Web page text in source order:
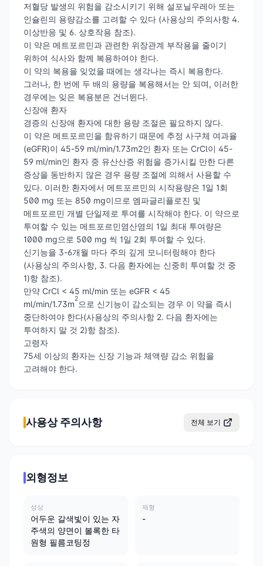
저혈당 발생의 위험을 감소시키기 위해 설포닐우레아 또는
인슐린의 용량감소를 고려할 수 있다 (사용상의 주의사항 4.
이상반응 및 6. 상호작용 참조).
이 약은 메트포르민과 관련한 위장관계 부작용을 줄이기
위하여 식사와 함께 복용하여야 한다.
이 약의 복용을 잊었을 때에는 생각나는 즉시 복용한다.
그러나, 한 번에 두 배의 용량을 복용해서는 안 되며, 이러한
경우에는 잊은 복용분은 건너뛴다.
신장애 환자
경증의 신장애 환자에 대한 용량 조절은 필요하지 않다.
이 약은 메트포르민을 함유하기 때문에 추정 사구체 여과율
(eGFR)이 45-59 ml/min/1.73m2인 환자 또는 CrCl이 45-
59 ml/min인 환자 중 유산산증 위험을 증가시킬 만한 다른
증상을 동반하지 않은 경우 용량 조절에 의해서 사용할 수
있다. 이러한 환자에서 메트포르민의 시작용량은 1일 1회
500 mg 또는 850 mg이므로 엠파글리플로진 및
메트포르민 개별 단일제로 투여를 시작해야 한다. 이 약으로
투여할 수 있는 메트포르민염산염의 1일 최대 투여량은
1000 mg으로 500 mg 씩 1일 2회 투여할 수 있다.
신기능을 3-6개월 마다 주의 깊게 모니터링해야 한다
(사용상의 주의사항, 3. 다음 환자에는 신중히 투여할 것 중
1)항 참조).
만약 CrCl < 45 ml/min 또는 eGFR < 45
ml/min/1.73m
2
으로 신기능이 감소되는 경우 이 약을 즉시
중단하여야 한다(사용상의 주의사항 2. 다음 환자에는
투여하지 말 것 2)항 참조).
고령자
75세 이상의 환자는 신장 기능과 체액량 감소 위험을
고려해야 한다.
사용상 주의사항 전체 보기
외형정보
성상
어두운 갈색빛이 있는 자
주색의 양면이 볼록한 타
원형 필름코팅정
제형
-